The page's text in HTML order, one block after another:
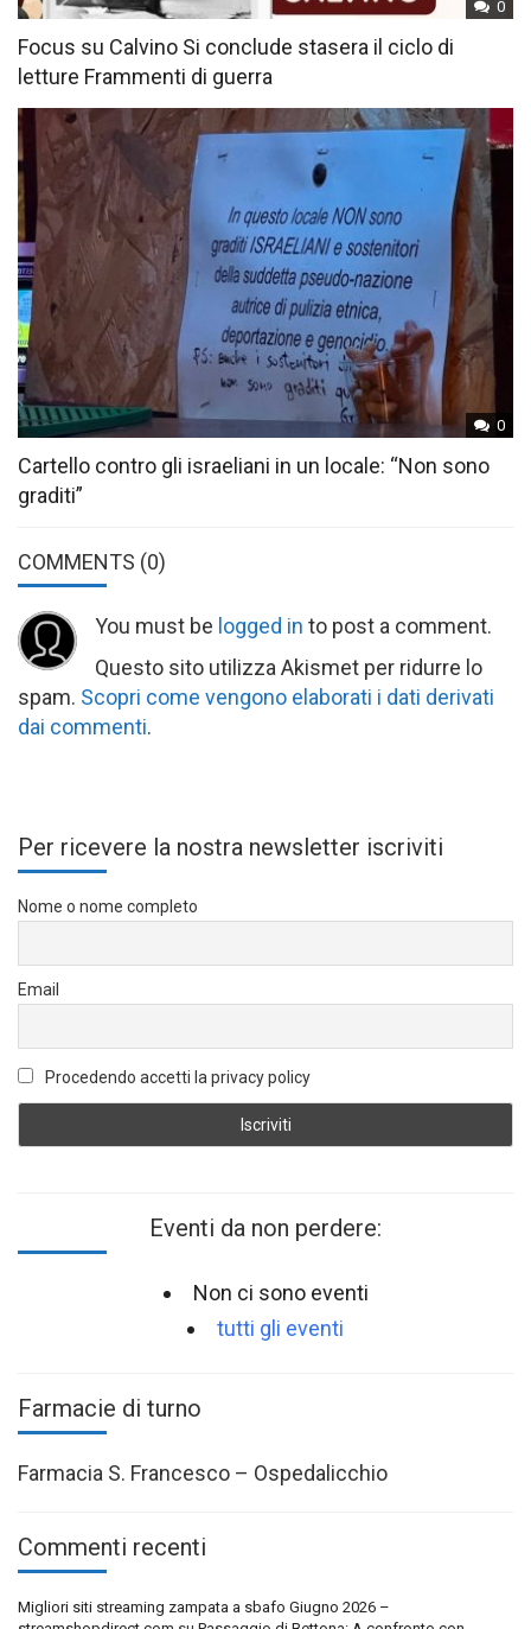
0
Focus su Calvino Si conclude stasera il ciclo di
letture Frammenti di guerra
0
Cartello contro gli israeliani in un locale: “Non sono
graditi”
COMMENTS (0)
You must be logged in to post a comment.
Questo sito utilizza Akismet per ridurre lo
spam. Scopri come vengono elaborati i dati derivati
dai commenti.
Per ricevere la nostra newsletter iscriviti
Nome o nome completo
Email
Procedendo accetti la privacy policy
Eventi da non perdere:
Non ci sono eventi
tutti gli eventi
Farmacie di turno
Farmacia S. Francesco – Ospedalicchio
Commenti recenti
Migliori siti streaming zampata a sbafo Giugno 2026 –